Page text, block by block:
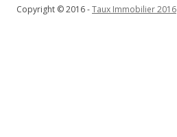
Copyright © 2016 -Taux Immobilier 2016